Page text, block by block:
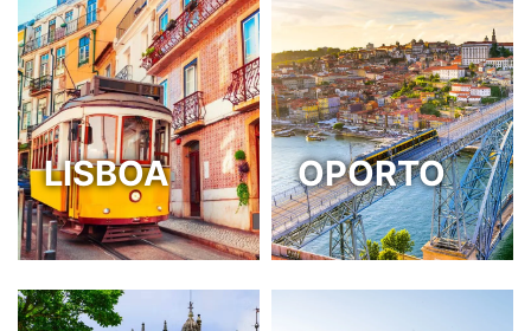
LISBOA OPORTO